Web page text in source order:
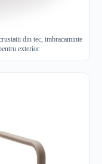
din tec, imbracaminte
exterior